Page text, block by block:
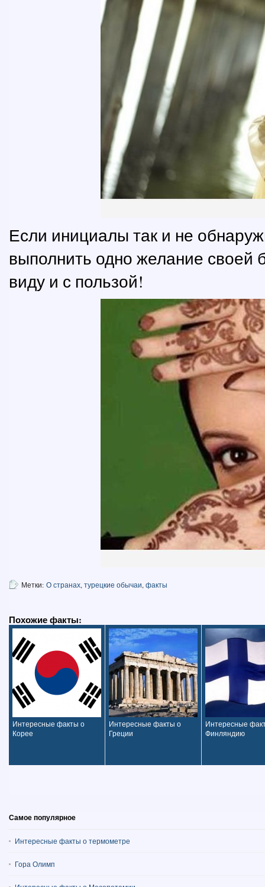
Если инициалы так и не
выполнить одно желание своей
виду и с пользой!
Метки: О странах, турецкие обычаи, факты
Похожие факты:
Интересные факты о
Корее
Интересные факты о
Греции
Интересные
Финляндию
Самое популярное
Интересные факты о термометре
Гора Олимп